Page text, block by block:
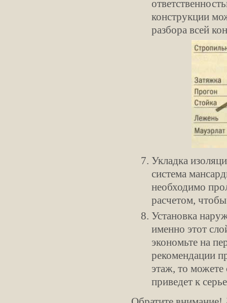
конструкции
разбора всей
Укладка
система
необходимо
расчетом,
Установка
именно этот
экономьте на
рекомендации
этаж, то
приведет к